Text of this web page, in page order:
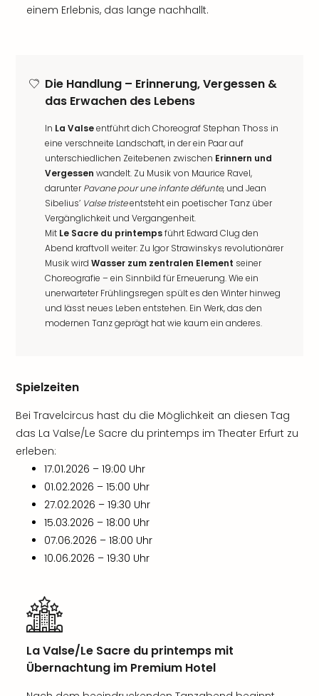
einem Erlebnis, das lange nachhallt.
Die Handlung – Erinnerung, Vergessen &
das Erwachen des Lebens
In La Valseentführt dich Choreograf Stephan Thoss in
eine verschneite Landschaft, in der ein Paar auf
unterschiedlichen Zeitebenen zwischen Erinnern und
Vergessen wandelt. Zu Musik von Maurice Ravel,
darunterPavane pour une infante défunte, und Jean
Sibelius’ Valse tristeentsteht ein poetischer Tanz über
Vergänglichkeit und Vergangenheit.
Mit Le Sacre du printempsführt Edward Clug den
Abend kraftvoll weiter: Zu Igor Strawinskys revolutionärer
Musik wird Wasser zum zentralen Element seiner
Choreografie – ein Sinnbild für Erneuerung. Wie ein
unerwarteter Frühlingsregen spült es den Winter hinweg
und lässt neues Leben entstehen. Ein Werk, das den
modernen Tanz geprägt hat wie kaum ein anderes.
Spielzeiten
Bei Travelcircus hast du die Möglichkeit an diesen Tag
das La Valse/Le Sacre du printemps im Theater Erfurt zu
erleben:
17.01.2026 – 19:00 Uhr
01.02.2026 – 15:00 Uhr
27.02.2026 – 19:30 Uhr
15.03.2026 – 18:00 Uhr
07.06.2026 – 18:00 Uhr
10.06.2026 – 19:30 Uhr
La Valse/Le Sacre du printemps mit
Übernachtung im Premium Hotel